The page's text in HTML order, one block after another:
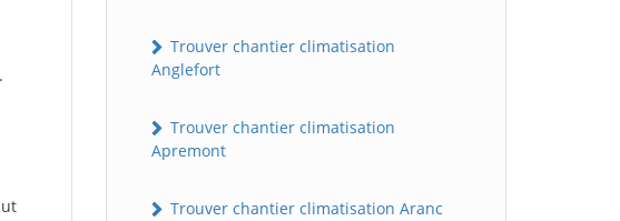
Trouver chantier climatisation
Anglefort
Trouver chantier climatisation
Apremont
Trouver chantier climatisation Aranc